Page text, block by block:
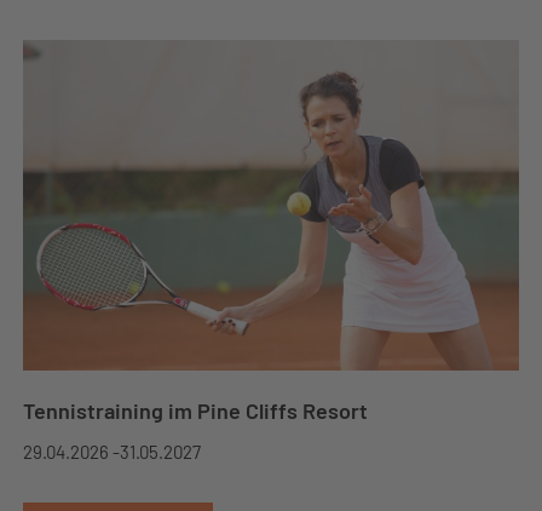
Tennistraining im Pine Cliffs Resort
29.04.2026 -31.05.2027